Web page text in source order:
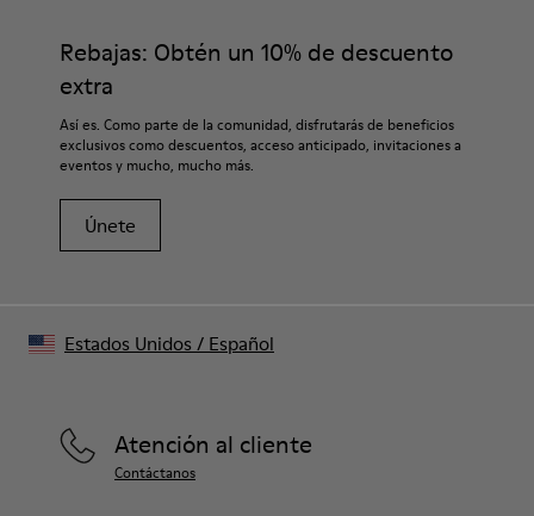
Rebajas: Obtén un 10% de descuento
extra
Así es. Como parte de la comunidad, disfrutarás de beneficios
exclusivos como descuentos, acceso anticipado, invitaciones a
eventos y mucho, mucho más.
Únete
Atención al cliente
Contáctanos
Estados Unidos / Español